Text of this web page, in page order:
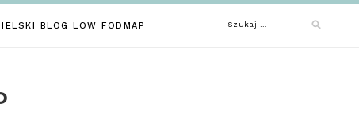
BLOG LOW FODMAP Szukaj: